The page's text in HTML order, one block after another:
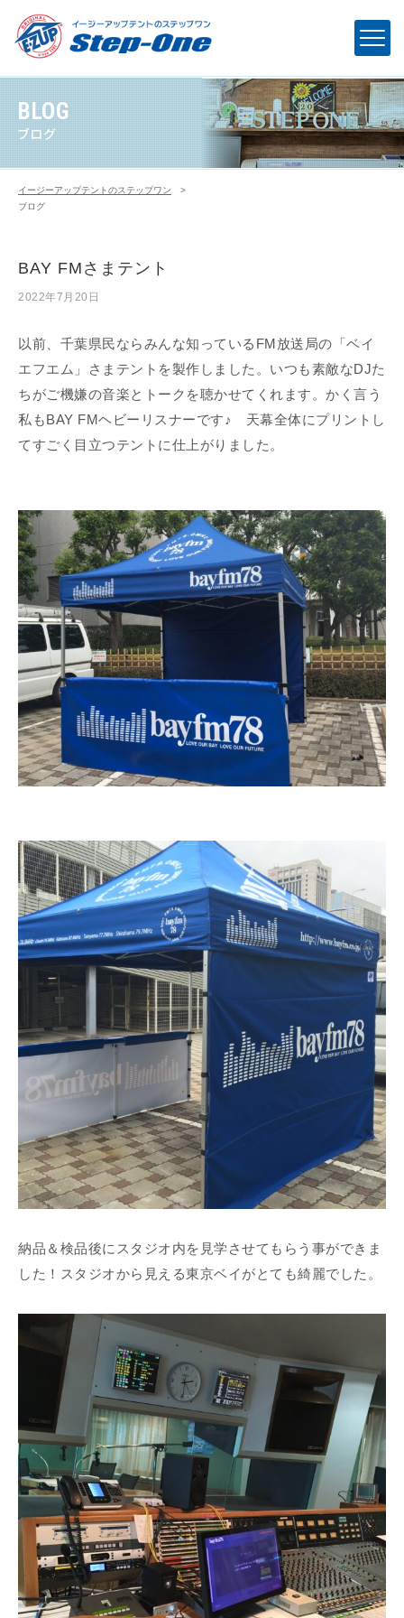
BLOG
ブログ
イージーアップテントのステップワン >
ブログ
BAY FMさまテント
2022年7月20日
以前、千葉県民ならみんな知っているFM放送局の「ベイ
エフエム」さまテントを製作しました。いつも素敵なDJた
ちがご機嫌の音楽とトークを聴かせてくれます。かく言う
私もBAY FMヘビーリスナーです♪ 天幕全体にプリントし
てすごく目立つテントに仕上がりました。
納品＆検品後にスタジオ内を見学させてもらう事ができま
した！スタジオから見える東京ベイがとても綺麗でした。